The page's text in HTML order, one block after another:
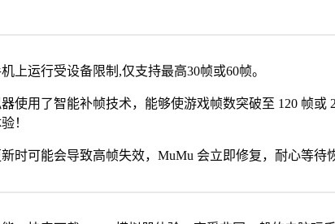
上运行受设备限制,仅支持最高30帧或60帧。
使用了智能补帧技术，能够使游戏帧数突破至 120 帧或
！
时可能会导致高帧失效，MuMu 会立即修复，耐心等待